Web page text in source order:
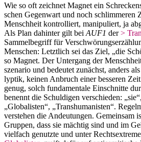
Wie so oft zeichnet Magnet ein
schen Gegenwart und noch schlim­meren
Menschheit kontrol­liert, manipu­liert, ja
Als Plan dahinter gilt bei AUF1 der>
Sammel­begriff für
Menschen: Letztlich sei das Ziel, „die
so Magnet. Der Untergang der
sze­nario und bedeutet zunächst, anders
lyptik, keinen Anbruch einer besseren
genug, solch funda­mentale Einschnitte
benennt die Schul­digen verschieden:
„Globa­listen“, „Trans­hu­ma­nisten“.
verstehen die Andeu­tungen. Gemeinsam
Gruppen, dass sie mächtig sind und im
vielfach genutzte und unter